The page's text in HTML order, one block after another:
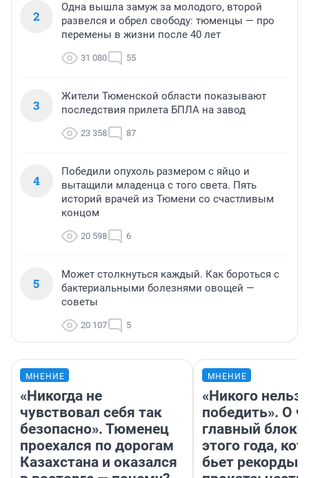
2
Одна вышла замуж за молодого, второй
развелся и обрел свободу: тюменцы — про
перемены в жизни после 40 лет
31 080 55
3
Жители Тюменской области показывают
последствия прилета БПЛА на завод
23 358 87
4
Победили опухоль размером с яйцо и
вытащили младенца с того света. Пять
историй врачей из Тюмени со счастливым
концом
20 598 6
5
Может столкнуться каждый. Как бороться с
бактериальными болезнями овощей —
советы
20 107 5
МНЕНИЕ
«Никогда не
чувствовал себя так
безопасно». Тюменец
проехался по дорогам
Казахстана и оказался
МНЕНИЕ
«Никого нельзя
победить». О
главный
этого года,
бьет рекорды в